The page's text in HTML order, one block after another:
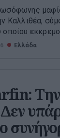
Καλλιθέα,
Ελλάδα
Την